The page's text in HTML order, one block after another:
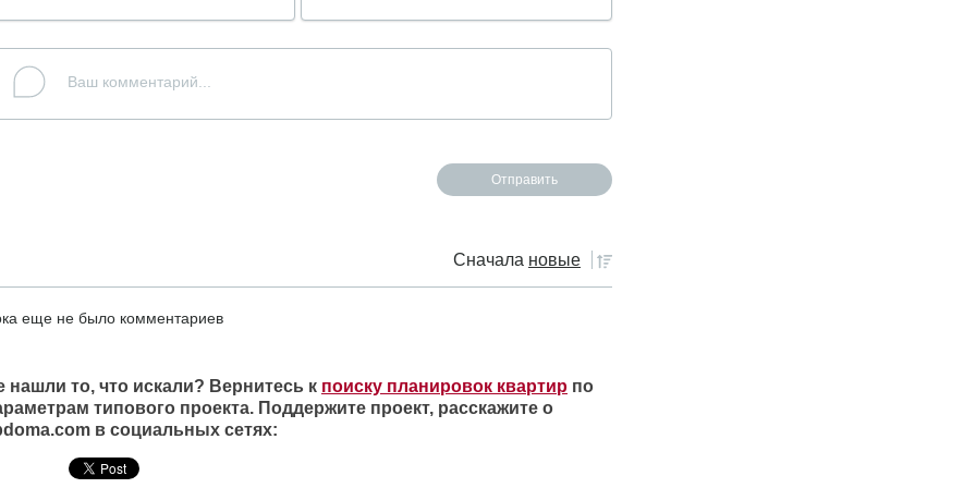
Сначала новые
еще не было комментариев
нашли то, что искали? Вернитесь к поиску планировок квартир по
типового проекта. Поддержите проект, расскажите о
в социальных сетях: